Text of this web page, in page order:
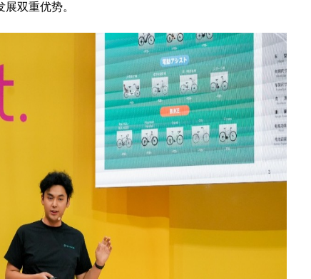
双重优势。